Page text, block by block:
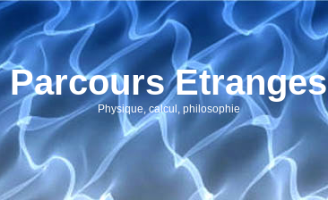
Parcours Etranges
Physique, calcul, philosophie